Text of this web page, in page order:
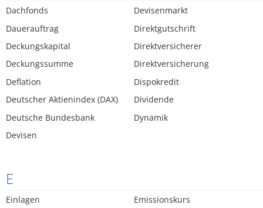
Dachfonds
Dauerauftrag
Deckungskapital
Deckungssumme
Deflation
Deutscher Aktienindex (DAX)
Deutsche Bundesbank
Devisen
Devisenmarkt
Direktgutschrift
Direktversicherer
Direktversicherung
Dispokredit
Dividende
Dynamik
E
Einlagen
Emissionskurs